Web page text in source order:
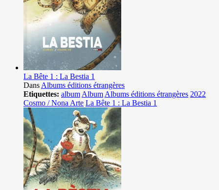
La Bête 1 : La Bestia 1
Dans Albums éditions étrangères
Etiquettes: album Album Albums éditions étrangères 2022
Cosmo / Nona Arte La Bête 1 : La Bestia 1